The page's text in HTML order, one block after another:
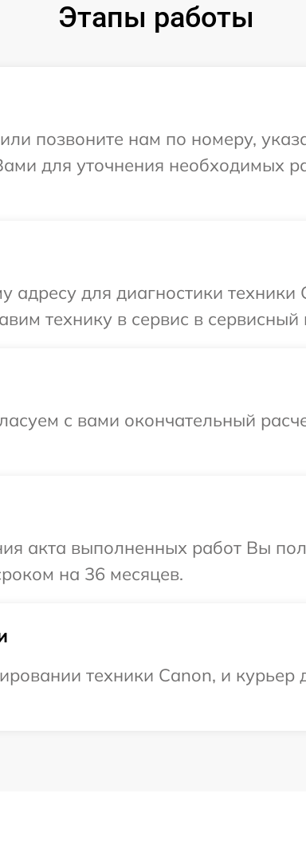
Этапы работы
позвоните нам по номеру,
для уточнения необходимых
адресу для диагностики техники
технику в сервис в сервисный
с вами окончательный
акта выполненных работ Вы
на 36 месяцев.
техники Canon, и курьер